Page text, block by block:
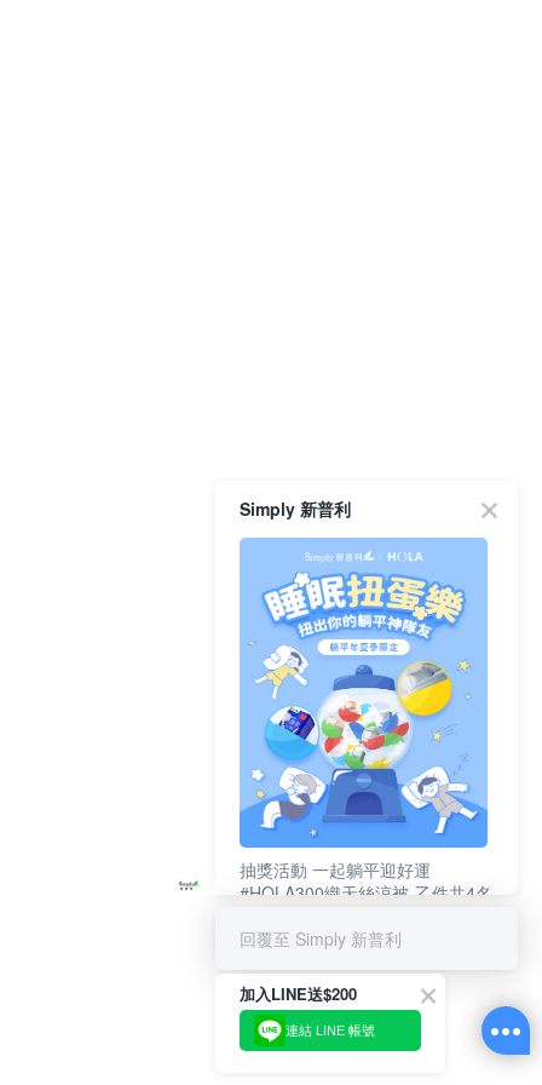
Simply 新普利
抽獎活動 一起躺平迎好運
#HOLA300織天絲涼被-乙件共4名
回覆至 Simply 新普利
加入LINE送$200
連結 LINE 帳號